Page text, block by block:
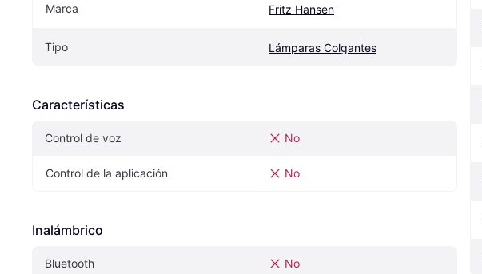
Marca Fritz Hansen
Tipo Lámparas Colgantes
Características
Control de voz No
Control de la aplicación No
Inalámbrico
Bluetooth No